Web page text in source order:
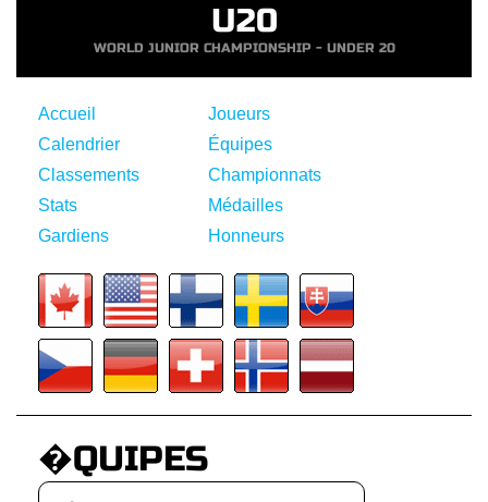
U20
WORLD JUNIOR CHAMPIONSHIP - UNDER 20
Accueil
Calendrier
Classements
Stats
Gardiens
Joueurs
Équipes
Championnats
Médailles
Honneurs
�QUIPES